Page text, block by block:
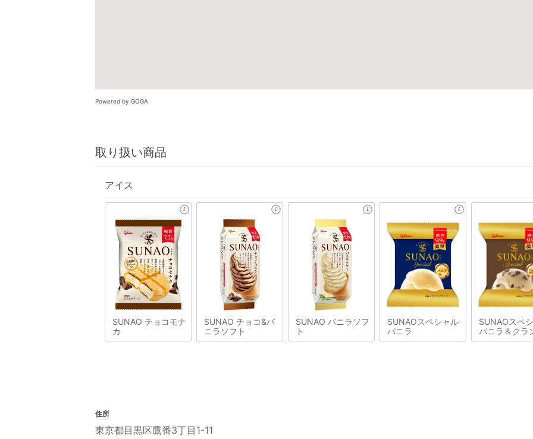
Powered by GOGA
取り扱い商品
アイス
SUNAO チョコモナ
カ
SUNAO チョコ&バ
ニラソフト
SUNAO バニラソフ
ト
SUNAOスペシャル
バニラ
SUNAOスペ
バニラ＆クラ
住所
東京都目黒区鷹番3丁目1-11